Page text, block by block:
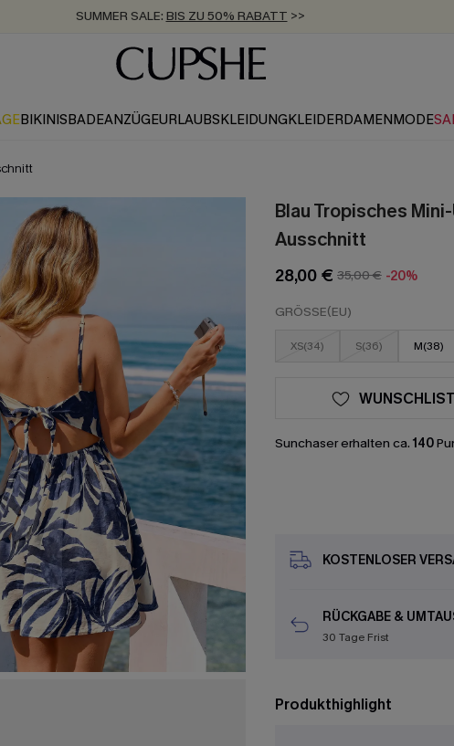
SUMMER SALE: BIS ZU 50% RABATT >>
ZUM NEWSLETTER:BIS ZU -20% EXTRA ERHALTEN
KOSTENLOSER VERSAND AB 89 €
BIKINISBADEANZÜGEURLAUBSKLEIDUNGKLEIDERDAMENMODE
Blau Tropisches
Ausschnitt
28,00 € 35,00 € -20%
GRÖSSE(EU)
XS(34) S(36) M(38)
Sunchaser erhalten ca. 140
KOSTENLOSER
RÜCKGABE &
30 Tage Frist
Produkthighlight